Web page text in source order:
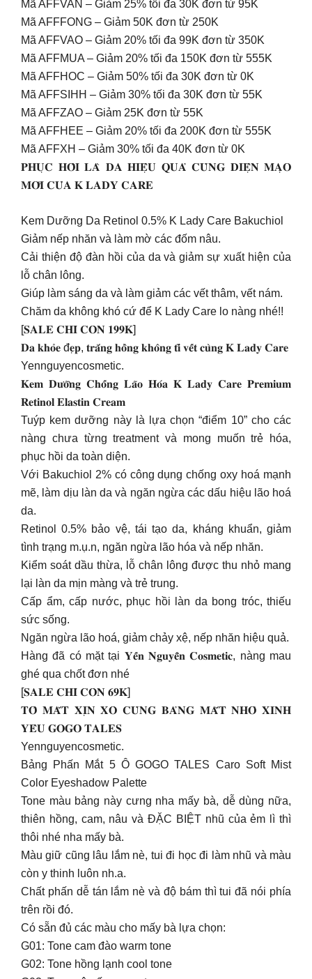
Mã AFFVAN – Giảm 25% tối đa 30K đơn từ 95K
Mã AFFFONG – Giảm 50K đơn từ 250K
Mã AFFVAO – Giảm 20% tối đa 99K đơn từ 350K
Mã AFFMUA – Giảm 20% tối đa 150K đơn từ 555K
Mã AFFHOC – Giảm 50% tối đa 30K đơn từ 0K
Mã AFFSIHH – Giảm 30% tối đa 30K đơn từ 55K
Mã AFFZAO – Giảm 25K đơn từ 55K
Mã AFFHEE – Giảm 20% tối đa 200K đơn từ 555K
Mã AFFXH – Giảm 30% tối đa 40K đơn từ 0K
𝐏𝐇𝐔̣𝐂 𝐇𝐎̂̀𝐈 𝐋𝐀̀ 𝐃𝐀 𝐇𝐈𝐄̣̂𝐔 𝐐𝐔𝐀̉ 𝐂𝐔̀𝐍𝐆 𝐃𝐈𝐄̣̂𝐍 𝐌𝐀̣𝐎
𝐌𝐎̛́𝐈 𝐂𝐔̉𝐀 𝐊 𝐋𝐀𝐃𝐘 𝐂𝐀𝐑𝐄
Kem Dưỡng Da Retinol 0.5% K Lady Care Bakuchiol
Giảm nếp nhăn và làm mờ các đốm nâu.
Cải thiện độ đàn hồi của da và giảm sự xuất hiện của
lỗ chân lông.
Giúp làm sáng da và làm giảm các vết thâm, vết nám.
Chăm da không khó cứ để K Lady Care lo nàng nhé!!
[𝐒𝐀𝐋𝐄 𝐂𝐇𝐈̉ 𝐂𝐎̀𝐍 𝟏𝟗𝟗𝐊]
𝐃𝐚 𝐤𝐡𝐨̉𝐞 đ𝐞̣𝐩, 𝐭𝐫𝐚̆́𝐧𝐠 𝐡𝐨̂̀𝐧𝐠 𝐤𝐡𝐨̂𝐧𝐠 𝐭𝐢̀ 𝐯𝐞̂́𝐭 𝐜𝐮̀𝐧𝐠 𝐊 𝐋𝐚𝐝𝐲 𝐂𝐚𝐫𝐞
Yennguyencosmetic.
𝐊𝐞𝐦 𝐃𝐮̛𝐨̛̃𝐧𝐠 𝐂𝐡𝐨̂́𝐧𝐠 𝐋𝐚̃𝐨 𝐇𝐨́𝐚 𝐊 𝐋𝐚𝐝𝐲 𝐂𝐚𝐫𝐞 𝐏𝐫𝐞𝐦𝐢𝐮𝐦
𝐑𝐞𝐭𝐢𝐧𝐨𝐥 𝐄𝐥𝐚𝐬𝐭𝐢𝐧 𝐂𝐫𝐞𝐚𝐦
Tuýp kem dưỡng này là lựa chọn “điểm 10” cho các
nàng chưa từng treatment và mong muốn trẻ hóa,
phục hồi da toàn diện.
Với Bakuchiol 2% có công dụng chống oxy hoá mạnh
mẽ, làm dịu làn da và ngăn ngừa các dấu hiệu lão hoá
da.
Retinol 0.5% bảo vệ, tái tạo da, kháng khuẩn, giảm
tình trạng m.ụ.n, ngăn ngừa lão hóa và nếp nhăn.
Kiểm soát dầu thừa, lỗ chân lông được thu nhỏ mang
lại làn da mịn màng và trẻ trung.
Cấp ẩm, cấp nước, phục hồi làn da bong tróc, thiếu
sức sống.
Ngăn ngừa lão hoá, giảm chảy xệ, nếp nhăn hiệu quả.
Hàng đã có mặt tại 𝐘𝐞̂́𝐧 𝐍𝐠𝐮𝐲𝐞̂̃𝐧 𝐂𝐨𝐬𝐦𝐞𝐭𝐢𝐜, nàng mau
ghé qua chốt đơn nhé
[𝐒𝐀𝐋𝐄 𝐂𝐇𝐈̉ 𝐂𝐎̀𝐍 𝟔𝟗𝐊]
𝐓𝐎̂ 𝐌𝐀̆́𝐓 𝐗𝐈̣𝐍 𝐗𝐎̀ 𝐂𝐔̀𝐍𝐆 𝐁𝐀̉𝐍𝐆 𝐌𝐀̆́𝐓 𝐍𝐇𝐎̉ 𝐗𝐈𝐍𝐇
𝐘𝐄̂𝐔 𝐆𝐎𝐆𝐎 𝐓𝐀𝐋𝐄𝐒
Yennguyencosmetic.
Bảng Phấn Mắt 5 Ô GOGO TALES Caro Soft Mist
Color Eyeshadow Palette
Tone màu bảng này cưng nha mấy bà, dễ dùng nữa,
thiên hồng, cam, nâu và ĐẶC BIỆT nhũ của ẻm lì thì
thôi nhé nha mấy bà.
Màu giữ cũng lâu lắm nè, tui đi học đi làm nhũ và màu
còn y thinh luôn nh.a.
Chất phấn dễ tán lắm nè và độ bám thì tui đã nói phía
trên rồi đó.
Có sẵn đủ các màu cho mấy bà lựa chọn:
G01: Tone cam đào warm tone
G02: Tone hồng lạnh cool tone